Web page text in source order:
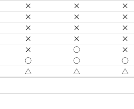
× × ×
× × ×
× × ×
× × ×
× ○ ×
○ ○ ○
△ △ △